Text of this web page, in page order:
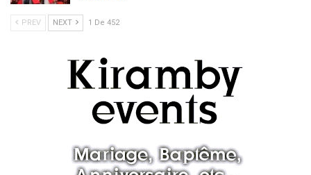
PREV NEXT 1 De 452